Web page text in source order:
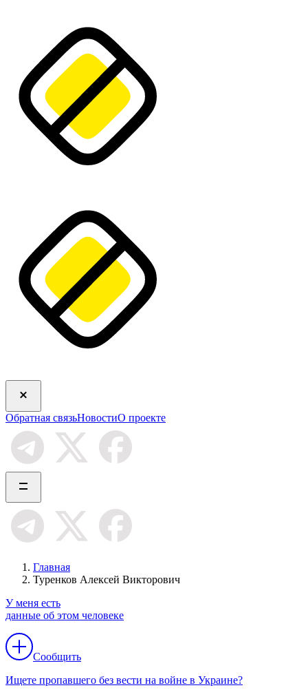
Обратная связьНовостиО проекте
Главная
Туренков Алексей Викторович
У меня есть
данные об этом человеке
Сообщить
Ищете пропавшего без вести на войне в Украине?